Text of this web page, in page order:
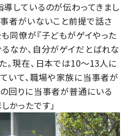
しているのが伝わってきまし
者がいないこと前提で話さ
同僚が『子どもがゲイやった
なか、自分がゲイだとばれな
。現在、日本では10～13人に
いて、職場や家族に当事者が
回りに当事者が普通にいる
かったです」